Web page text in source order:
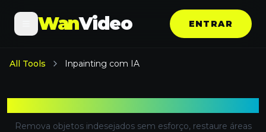
WanVideo ENTRAR
All Tools Inpainting com IA
Remova objetos indesejados sem esforço, restaure áreas